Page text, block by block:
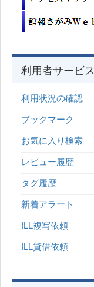
利用者サービス
利用状況の確認
ブックマーク
お気に入り検索
レビュー履歴
タグ履歴
新着アラート
ILL複写依頼
ILL貸借依頼